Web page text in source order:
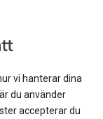
vi hanterar dina
du använder
accepterar du